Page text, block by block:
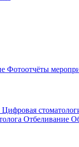
Фотоотчёты
Цифровая
Отбеливание